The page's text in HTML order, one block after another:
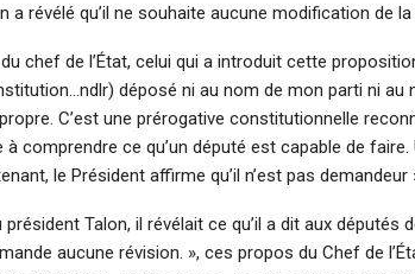
a révélé qu’il ne souhaite aucune modification de
chef de l’État, celui qui a introduit cette
déposé ni au nom de mon parti ni au
C’est une prérogative constitutionnelle
à comprendre ce qu’un député est capable de
le Président affirme qu’il n’est pas demandeur
Talon, il révélait ce qu’il a dit aux députés
aucune révision. », ces propos du Chef de